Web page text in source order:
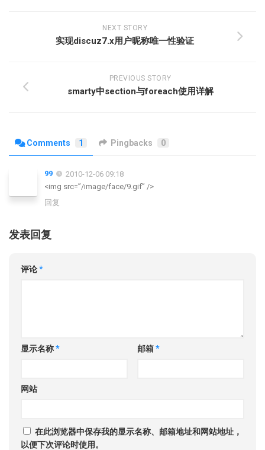
NEXT STORY
实现discuz7.x用户昵称唯一性验证
PREVIOUS STORY
smarty中section与foreach使用详解
Comments 1 Pingbacks 0
99
2010-12-06 09:18
<img src=”/image/face/9.gif” />
回复
发表回复
评论*
显示名称* 邮箱*
网站
在此浏览器中保存我的显示名称、邮箱地址和网站地址，
以便下次评论时使用。